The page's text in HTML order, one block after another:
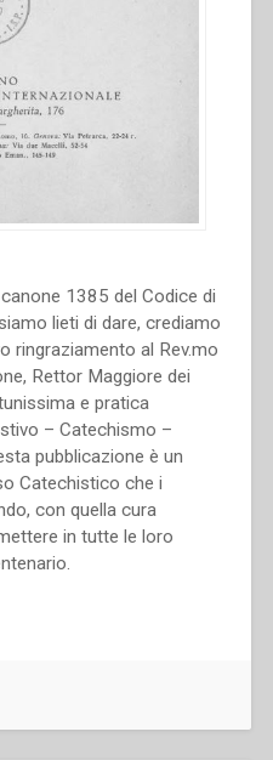
1385 del Codice di
lieti di dare, crediamo
ringraziamento al Rev.mo
Rettor Maggiore dei
e pratica
– Catechismo –
pubblicazione è un
Catechistico che i
con quella cura
in tutte le loro